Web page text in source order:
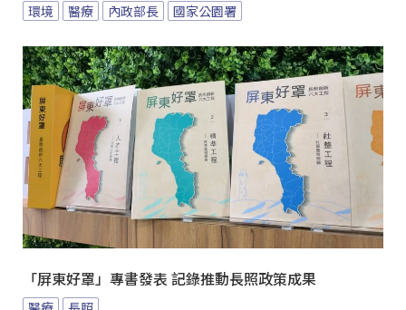
環境 醫療 內政部長 國家公園署
「屏東好罩」專書發表 記錄推動長照政策成果